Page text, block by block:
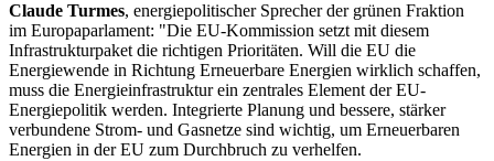
Claude Turmes, energiepolitischer Sprecher der grünen Fraktion
im Europaparlament: "Die EU-Kommission setzt mit diesem
Infrastrukturpaket die richtigen Prioritäten. Will die EU die
Energiewende in Richtung Erneuerbare Energien wirklich schaffen,
muss die Energieinfrastruktur ein zentrales Element der EU-
Energiepolitik werden. Integrierte Planung und bessere, stärker
verbundene Strom- und Gasnetze sind wichtig, um Erneuerbaren
Energien in der EU zum Durchbruch zu verhelfen.